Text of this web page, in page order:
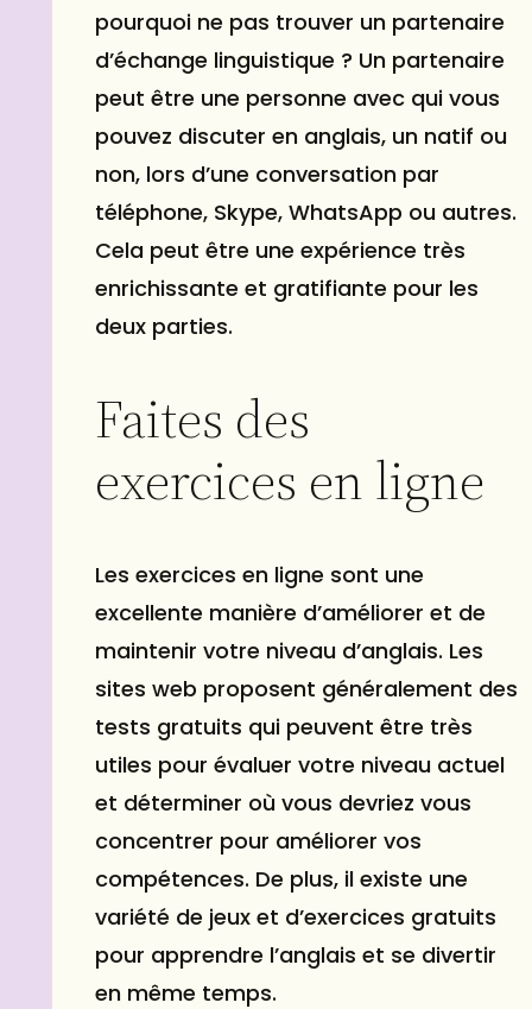
pourquoi ne pas trouver un partenaire
d’échange linguistique ? Un partenaire
peut être une personne avec qui vous
pouvez discuter en anglais, un natif ou
non, lors d’une conversation par
téléphone, Skype, WhatsApp ou autres.
Cela peut être une expérience très
enrichissante et gratifiante pour les
deux parties.
Faites des
exercices en ligne
Les exercices en ligne sont une
excellente manière d’améliorer et de
maintenir votre niveau d’anglais. Les
sites web proposent généralement des
tests gratuits qui peuvent être très
utiles pour évaluer votre niveau actuel
et déterminer où vous devriez vous
concentrer pour améliorer vos
compétences. De plus, il existe une
variété de jeux et d’exercices gratuits
pour apprendre l’anglais et se divertir
en même temps.